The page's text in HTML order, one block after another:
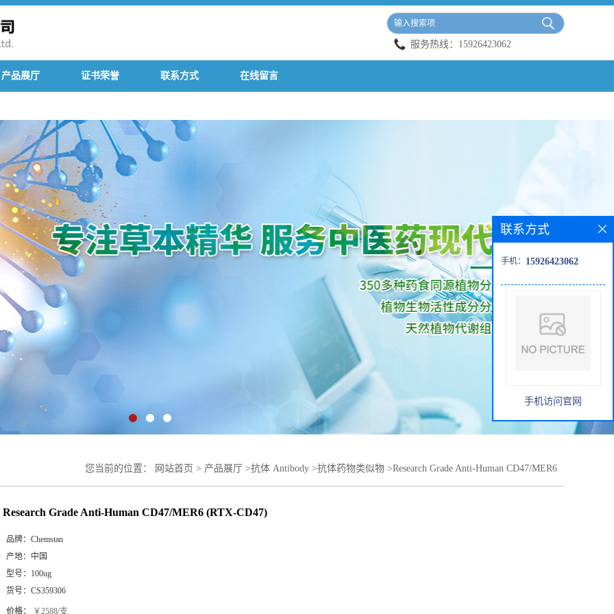
服务热线： 15926423062
产品展厅 证书荣誉 联系方式 在线留言
您当前的位置： 网站首页 > 产品展厅 >抗体 Antibody >抗体药物类似物 >Research Grade Anti-Human CD47/MER6
Research Grade Anti-Human CD47/MER6 (RTX-CD47)
品牌： Chemstan
产地： 中国
型号： 100ug
货号： CS359306
价格： ￥2588/支
联系方式
手机： 15926423062
手机访问官网